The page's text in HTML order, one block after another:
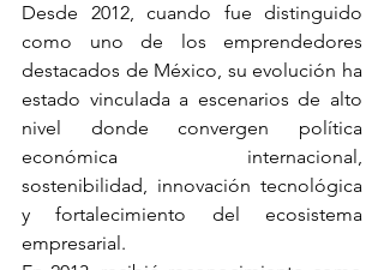
Desde 2012, cuando fue distinguido
como uno de los emprendedores
destacados de México, su evolución ha
estado vinculada a escenarios de alto
nivel donde convergen política
económica internacional,
sostenibilidad, innovación tecnológica
y fortalecimiento del ecosistema
empresarial.